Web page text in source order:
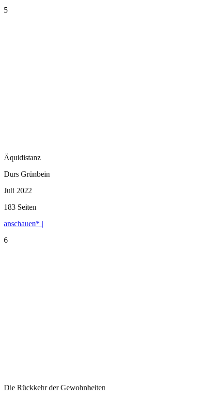
5
Äquidistanz
Durs Grünbein
Juli 2022
183 Seiten
anschauen* |
6
Die Rückkehr der Gewohnheiten